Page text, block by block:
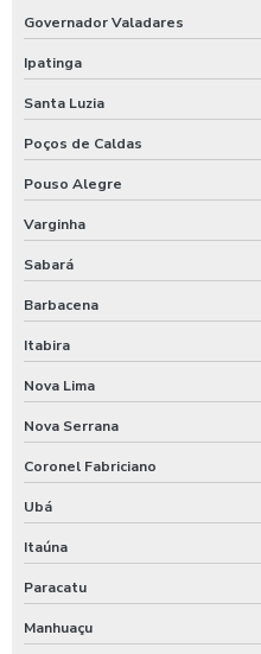
Lavagem de ônibus
Lavagem self service de
Lavagem self service carros
Lavagem de trator
Lavagem de veículos pesados
Maquina de aplicar shampoo em
Maquina para higienização
Maquina para higienização de
Maquina de higienização de
Máquina de jogar produtos
Máquina de jogar produtos
Máquina de jogar sabão
Governador Valadares
Ipatinga
Santa Luzia
Poços de Caldas
Pouso Alegre
Varginha
Sabará
Barbacena
Itabira
Nova Lima
Nova Serrana
Coronel Fabriciano
Ubá
Itaúna
Paracatu
Manhuaçu